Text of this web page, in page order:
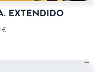
EXTENDIDO
€